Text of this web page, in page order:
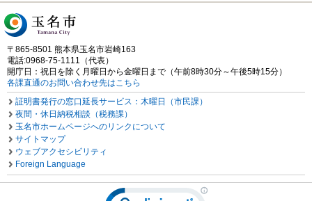
〒865-8501 熊本県玉名市岩崎163
電話:0968-75-1111（代表）
開庁日：祝日を除く月曜日から金曜日まで（午前8時30分～午後5時15分）
各課直通のお問い合わせ先はこちら
証明書発行の窓口延長サービス：木曜日（市民課）
夜間・休日納税相談（税務課）
玉名市ホームページへのリンクについて
サイトマップ
ウェブアクセシビリティ
Foreign Language